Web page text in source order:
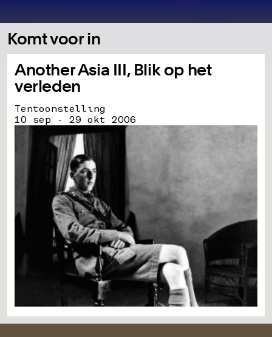
Komt voor in
Another Asia III, Blik op het
verleden
Tentoonstelling
10 sep - 29 okt 2006